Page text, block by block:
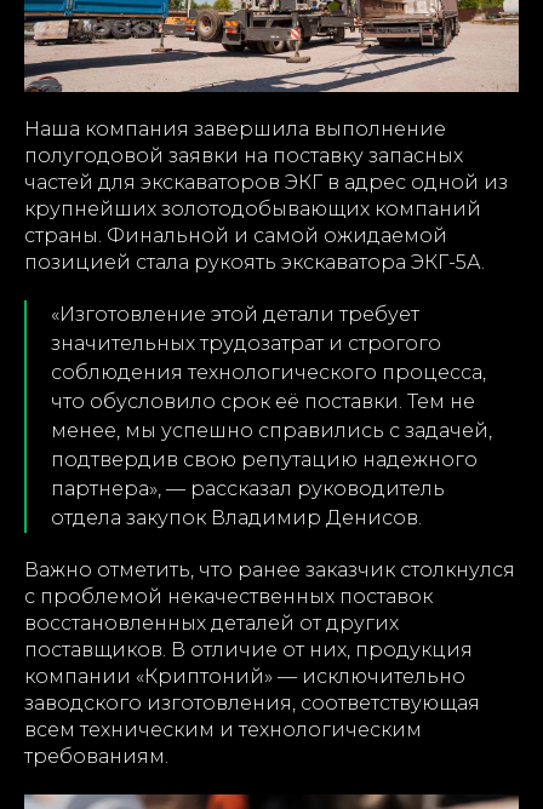
Наша компания завершила выполнение
полугодовой заявки на поставку запасных
частей для экскаваторов ЭКГ в адрес одной из
крупнейших золотодобывающих компаний
страны. Финальной и самой ожидаемой
позицией стала рукоять экскаватора ЭКГ-5А.
«Изготовление этой детали требует
значительных трудозатрат и строгого
соблюдения технологического процесса,
что обусловило срок её поставки. Тем не
менее, мы успешно справились с задачей,
подтвердив свою репутацию надежного
партнера», — рассказал руководитель
отдела закупок Владимир Денисов.
Важно отметить, что ранее заказчик столкнулся
с проблемой некачественных поставок
восстановленных деталей от других
поставщиков. В отличие от них, продукция
компании «Криптоний» — исключительно
заводского изготовления, соответствующая
всем техническим и технологическим
требованиям.